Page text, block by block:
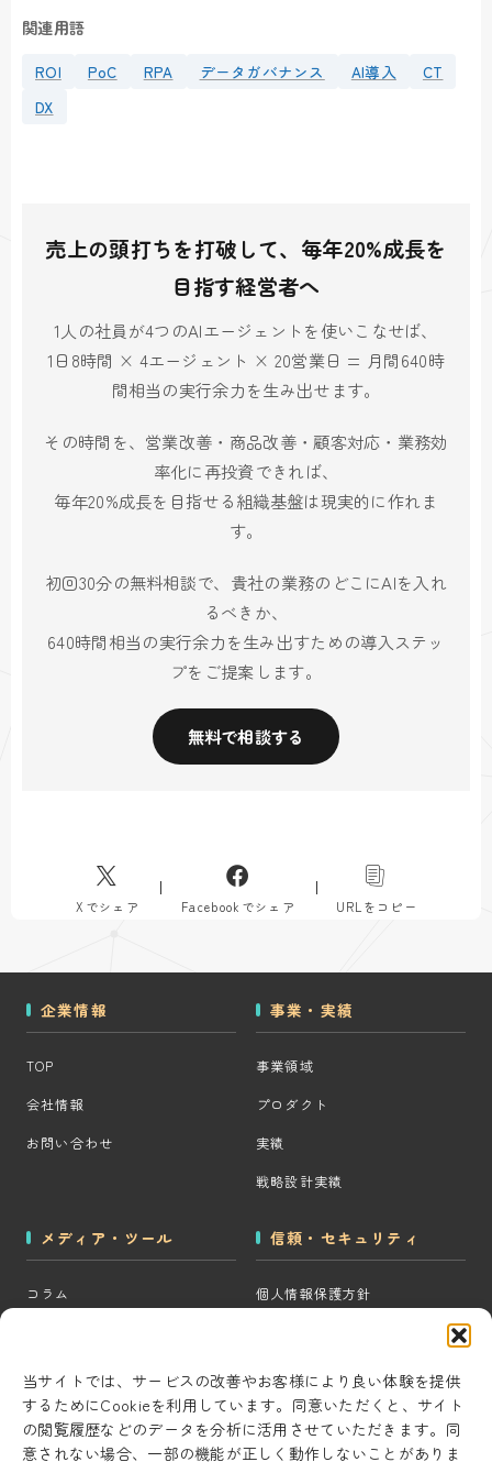
当サイトでは、サービスの改善やお客様により良い体験を提供
するためにCookieを利用しています。同意いただくと、サイト
の閲覧履歴などのデータを分析に活用させていただきます。同
意されない場合、一部の機能が正しく動作しないことがありま
関連用語
ROI PoC RPA データガバナンス AI導入
CT
DX
売上の頭打ちを打破して、毎年20%成長を
目指す経営者へ
1人の社員が4つのAIエージェントを使いこなせば、
1日8時間 × 4エージェント × 20営業日 = 月間640時
間相当の実行余力を生み出せます。
その時間を、営業改善・商品改善・顧客対応・業務効
率化に再投資できれば、
毎年20%成長を目指せる組織基盤は現実的に作れま
す。
初回30分の無料相談で、貴社の業務のどこにAIを入れ
るべきか、
640時間相当の実行余力を生み出すための導入ステッ
プをご提案します。
無料で相談する
Xでシェア Facebookでシェア URLをコピー
企業情報
TOP
会社情報
お問い合わせ
事業・実績
事業領域
プロダクト
実績
戦略設計実績
メディア・ツール
コラム
CRM・MAツール選定診断
BigQuery×GTM 相場見積もり
ツール
信頼・セキュリティ
個人情報保護方針
コンテンツ制作方針
研究・開発方針
セキュリティ対策